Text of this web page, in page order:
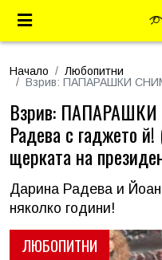
Начало
Любопитни
Взрив: ПАПАРАШКИ
ЛЮБОПИТНИ
Взрив:
Радева с гаджето й!
щерката на
Дарина Радева и Йоан
няколко години!